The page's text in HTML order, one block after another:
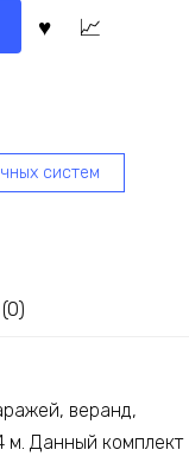
систем
веранд,
м. Данный комплект